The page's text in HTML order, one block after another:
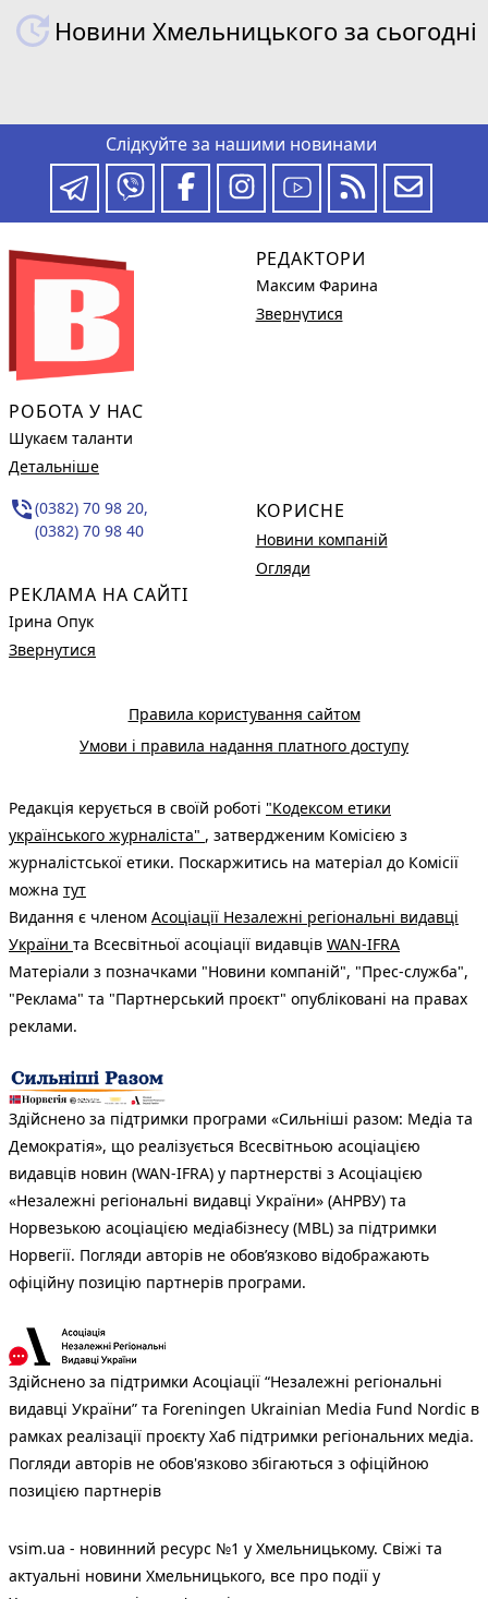
Новини Хмельницького за сьогодні
Слідкуйте за нашими новинами
РОБОТА У НАС
Шукаєм таланти
Детальніше
phone_in_talk(0382) 70 98 20,
(0382) 70 98 40
РЕКЛАМА НА САЙТІ
Ірина Опук
Звернутися
РЕДАКТОРИ
Максим Фарина
Звернутися
КОРИСНЕ
Новини компаній
Огляди
Правила користування сайтом
Умови і правила надання платного доступу
Редакція керується в своїй роботі "Кодексом етики
українського журналіста" , затвердженим Комісією з
журналістської етики. Поскаржитись на матеріал до Комісії
можна тут
Видання є членом Асоціації Незалежні регіональні видавці
України та Всесвітньої асоціації видавців WAN-IFRA
Матеріали з позначками "Новини компаній", "Прес-служба",
"Реклама" та "Партнерський проєкт" опубліковані на правах
реклами.
Здійснено за підтримки програми «Сильніші разом: Медіа та
Демократія», що реалізується Всесвітньою асоціацією
видавців новин (WAN-IFRA) у партнерстві з Асоціацією
«Незалежні регіональні видавці України» (АНРВУ) та
Норвезькою асоціацією медіабізнесу (MBL) за підтримки
Норвегії. Погляди авторів не обов’язково відображають
офіційну позицію партнерів програми.
Здійснено за підтримки Асоціації “Незалежні регіональні
видавці України” та Foreningen Ukrainian Media Fund Nordic в
рамках реалізації проєкту Хаб підтримки регіональних медіа.
Погляди авторів не обов'язково збігаються з офіційною
позицією партнерів
vsim.ua - новинний ресурс №1 у Хмельницькому. Свіжі та
актуальні новини Хмельницького, все про події у